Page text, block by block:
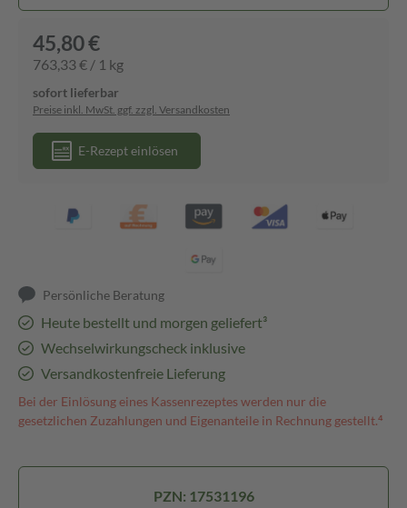
45,80 €
763,33 € / 1 kg
sofort lieferbar
Preise inkl. MwSt. ggf. zzgl. Versandkosten
E-Rezept einlösen
Persönliche Beratung
Heute bestellt und morgen geliefert³
Wechselwirkungscheck inklusive
Versandkostenfreie Lieferung
Bei der Einlösung eines Kassenrezeptes werden nur die
gesetzlichen Zuzahlungen und Eigenanteile in Rechnung gestellt.⁴
PZN: 17531196